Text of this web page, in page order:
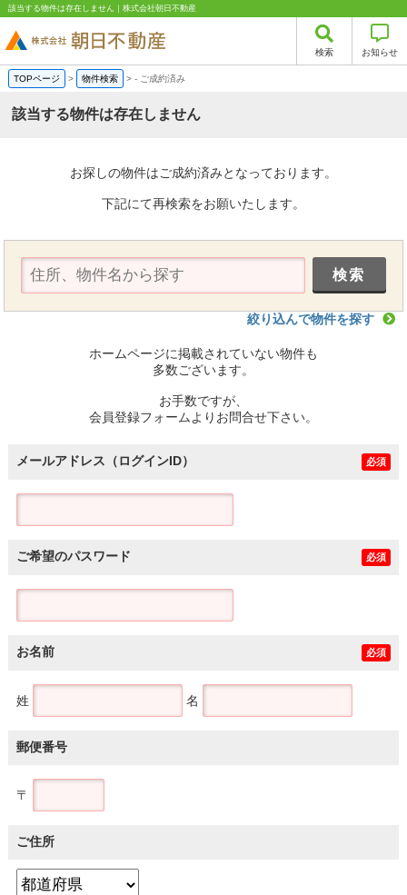
該当する物件は存在しません｜株式会社朝日不動産
検索 お知らせ
TOPページ > 物件検索 >- ご成約済み
該当する物件は存在しません
お探しの物件はご成約済みとなっております。
下記にて再検索をお願いたします。
絞り込んで物件を探す
ホームページに掲載されていない物件も
多数ございます。
お手数ですが、
会員登録フォームよりお問合せ下さい。
メールアドレス（ログインID） 必須
ご希望のパスワード 必須
お名前 必須
姓 名
郵便番号
〒
ご住所